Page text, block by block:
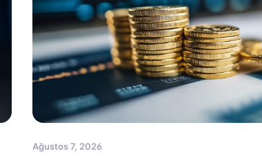
Ağustos 7, 2026